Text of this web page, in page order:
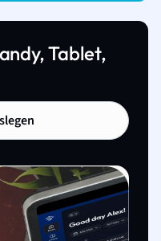
Tablet,